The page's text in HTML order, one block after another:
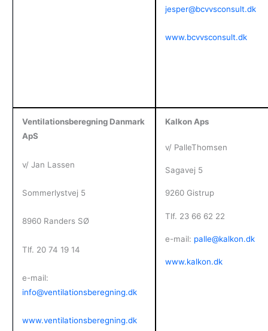
jesper@bcvvsconsult.dk
www.bcvvsconsult.dk
Ventilationsberegning Danmark
ApS
v/ Jan Lassen
Sommerlystvej 5
8960 Randers SØ
Tlf. 20 74 19 14
e-mail:
info@ventilationsberegning.dk
www.ventilationsberegning.dk
Kalkon Aps
v/ PalleThomsen
Sagavej 5
9260 Gistrup
Tlf. 23 66 62 22
e-mail: palle@kalkon.dk
www.kalkon.dk